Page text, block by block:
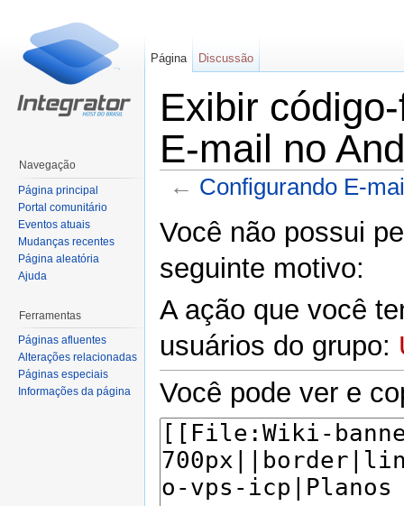
Exibir
E-mail no
← Configurando E-
Você não possui
seguinte motivo:
A ação que você
usuários do grupo:
Você pode ver e
Página Discussão
Navegação
Página principal
Portal comunitário
Eventos atuais
Mudanças recentes
Página aleatória
Ajuda
Ferramentas
Páginas afluentes
Alterações relacionadas
Páginas especiais
Informações da página